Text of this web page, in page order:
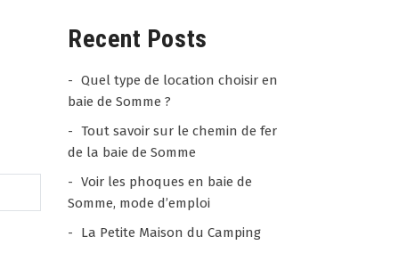
Recent Posts
Quel type de location choisir en
baie de Somme ?
Tout savoir sur le chemin de fer
de la baie de Somme
Voir les phoques en baie de
Somme, mode d’emploi
La Petite Maison du Camping